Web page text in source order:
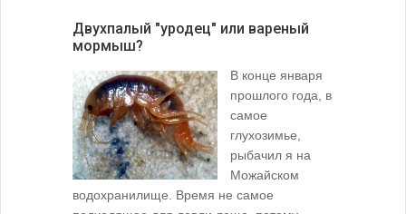
Двухпалый "уродец" или вареный
мормыш?
В конце января
прошлого года, в
самое
глухозимье,
рыбачил я на
Можайском
водохранилище. Время не самое